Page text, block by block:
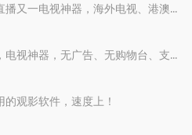
评
文
章
【环球直播】继太阳直播又一电视神器，海外电视、港澳台应用尽有，无广告，支持回看。
【太阳直播】尊享版，电视神器，无广告、无购物台、支持回看
的观影软件，速度上！